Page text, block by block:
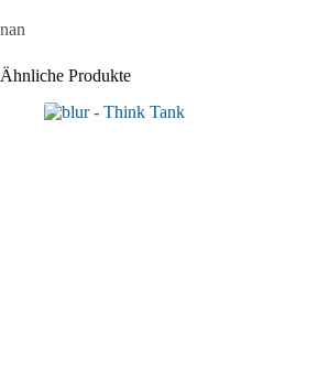
nan
Ähnliche Produkte